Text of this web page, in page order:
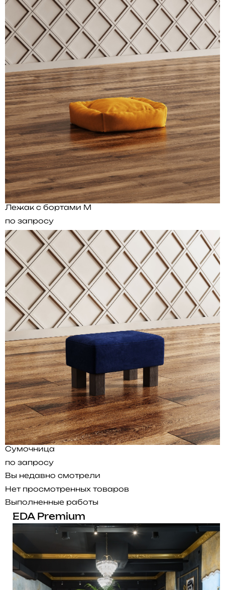
Лежак с бортами M
по запросу
Сумочница
по запросу
Вы недавно смотрели
Нет просмотренных товаров
Выполненные работы
EDA Premium